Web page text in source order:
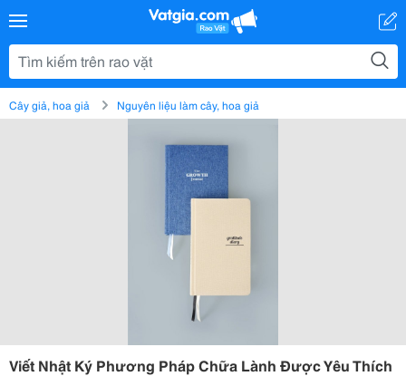
Cây giả, hoa giả Nguyên liệu làm cây, hoa giả
Viết Nhật Ký Phương Pháp Chữa Lành Được Yêu Thích